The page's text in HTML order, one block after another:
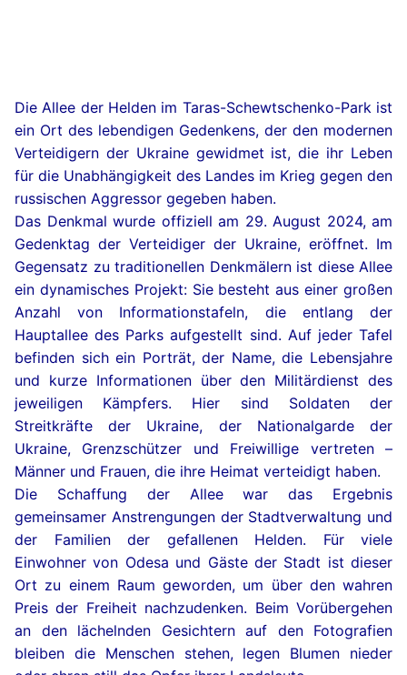
Die Allee der Helden im Taras-Schewtschenko-Park ist
ein Ort des lebendigen Gedenkens, der den modernen
Verteidigern der Ukraine gewidmet ist, die ihr Leben
für die Unabhängigkeit des Landes im Krieg gegen den
russischen Aggressor gegeben haben.
Das Denkmal wurde offiziell am 29. August 2024, am
Gedenktag der Verteidiger der Ukraine, eröffnet. Im
Gegensatz zu traditionellen Denkmälern ist diese Allee
ein dynamisches Projekt: Sie besteht aus einer großen
Anzahl von Informationstafeln, die entlang der
Hauptallee des Parks aufgestellt sind. Auf jeder Tafel
befinden sich ein Porträt, der Name, die Lebensjahre
und kurze Informationen über den Militärdienst des
jeweiligen Kämpfers. Hier sind Soldaten der
Streitkräfte der Ukraine, der Nationalgarde der
Ukraine, Grenzschützer und Freiwillige vertreten –
Männer und Frauen, die ihre Heimat verteidigt haben.
Die Schaffung der Allee war das Ergebnis
gemeinsamer Anstrengungen der Stadtverwaltung und
der Familien der gefallenen Helden. Für viele
Einwohner von Odesa und Gäste der Stadt ist dieser
Ort zu einem Raum geworden, um über den wahren
Preis der Freiheit nachzudenken. Beim Vorübergehen
an den lächelnden Gesichtern auf den Fotografien
bleiben die Menschen stehen, legen Blumen nieder